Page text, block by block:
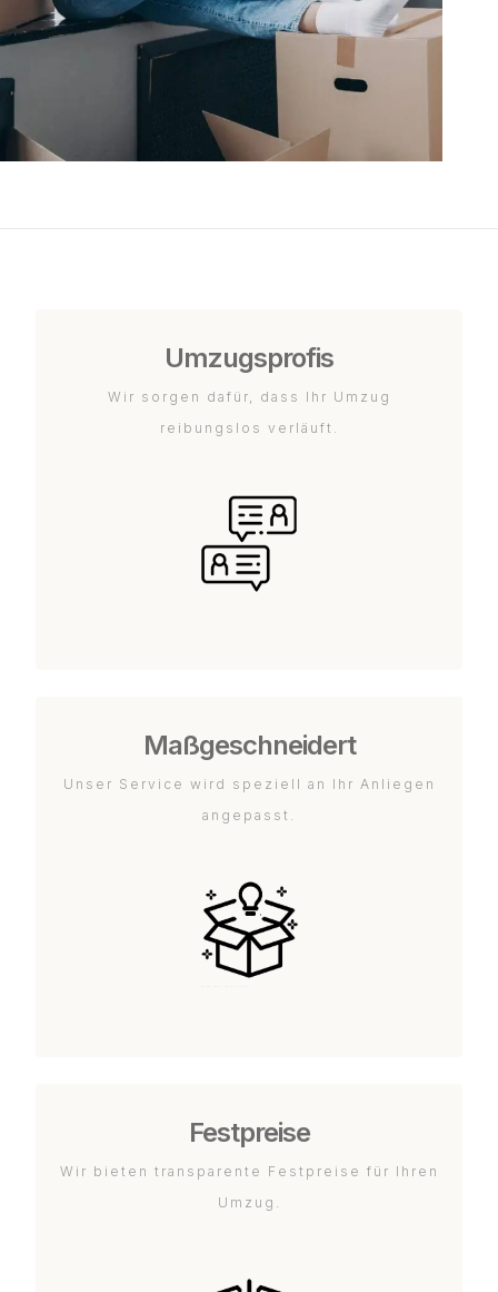
Umzugsprofis
Wir sorgen dafür, dass Ihr Umzug
reibungslos verläuft.
Maßgeschneidert
Unser Service wird speziell an Ihr Anliegen
angepasst.
Festpreise
Wir bieten transparente Festpreise für Ihren
Umzug.